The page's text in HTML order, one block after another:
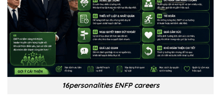
16personalities ENFP careers